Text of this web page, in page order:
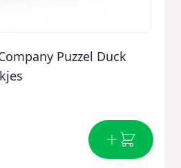
Puzzel Duck